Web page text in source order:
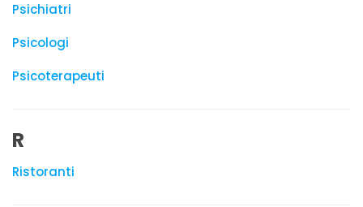
Psichiatri
Psicologi
Psicoterapeuti
R
Ristoranti